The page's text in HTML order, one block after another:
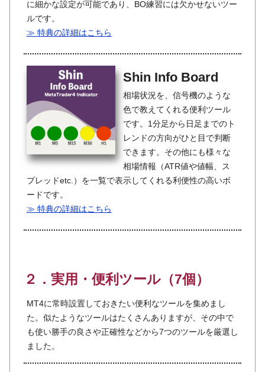
に細かな設定が可能であり、BO練習には欠かせないツー
ルです。
≫ 特典の詳細はこちら
Shin Info Board
相場状況を、信号機のような
色で教えてくれる便利ツール
です。1分足から日足までのト
レンドの方向がひと目で判断
できます。その他にも様々な
相場情報（ATR値や値幅、ス
プレッドetc.）を一覧で表示してくれる利便性の高いボ
ードです。
≫ 特典の詳細はこちら
２．実用・便利ツール（7個）
MT4に常時設置しておきたい便利なツールを集めまし
た。似たようなツールはたくさんありますが、その中で
も使い勝手の良さや正確性などから7つのツールを厳選し
ました。